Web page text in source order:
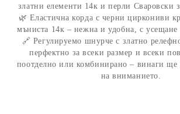
златни елементи 14к и перли Сваровски
🌿 Еластична корда с черни циркониви
мъниста 14к – нежна и удобна, с усещане
🔗 Регулируемо шнурче с златно
перфектно за всеки размер и всеки
поотделно или комбинирано – винаги ще
на вниманието.